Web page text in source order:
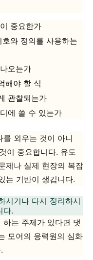
중요한가
와 정의를 사용하는
오는가
해야 할 식
관찰되는가
에 쓸 수 있는가
를 외우는 것이 아니
이 중요합니다. 유도
제나 실제 현장의 복잡
는 기반이 생깁니다.
시거나 다시 정리하시
다.
는 주제가 있다면 댓
모어의 응력원의 심화